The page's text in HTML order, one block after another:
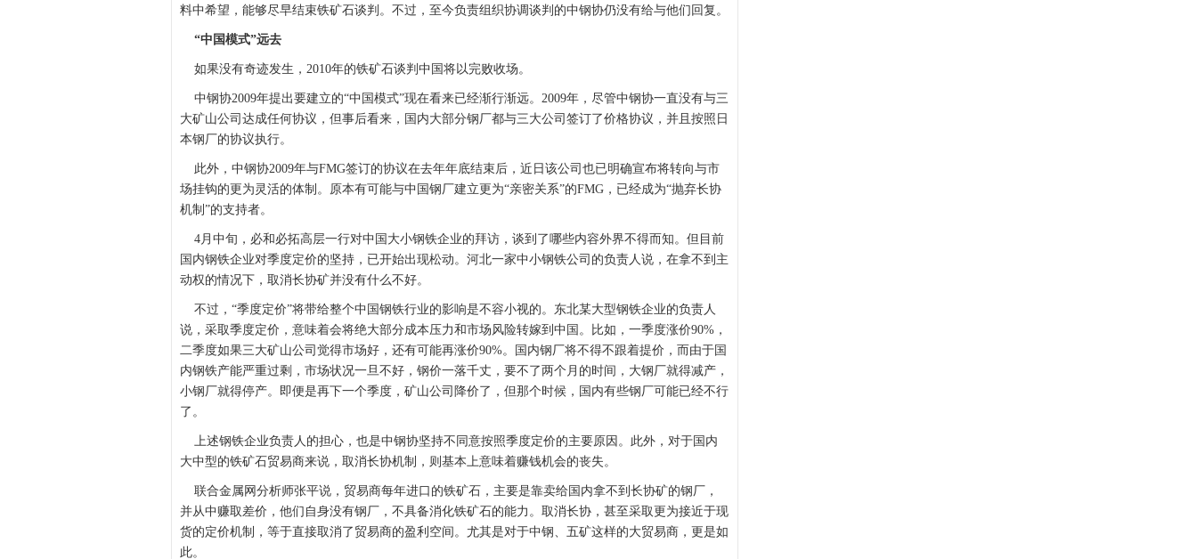
料中希望，能够尽早结束铁矿石谈判。不过，至今负责组织协调谈判的中钢协仍没有给与他们回复。
“中国模式”远去
如果没有奇迹发生，2010年的铁矿石谈判中国将以完败收场。
中钢协2009年提出要建立的“中国模式”现在看来已经渐行渐远。2009年，尽管中钢协一直没有与三
大矿山公司达成任何协议，但事后看来，国内大部分钢厂都与三大公司签订了价格协议，并且按照日
本钢厂的协议执行。
此外，中钢协2009年与FMG签订的协议在去年年底结束后，近日该公司也已明确宣布将转向与市
场挂钩的更为灵活的体制。原本有可能与中国钢厂建立更为“亲密关系”的FMG，已经成为“抛弃长协
机制”的支持者。
4月中旬，必和必拓高层一行对中国大小钢铁企业的拜访，谈到了哪些内容外界不得而知。但目前
国内钢铁企业对季度定价的坚持，已开始出现松动。河北一家中小钢铁公司的负责人说，在拿不到主
动权的情况下，取消长协矿并没有什么不好。
不过，“季度定价”将带给整个中国钢铁行业的影响是不容小视的。东北某大型钢铁企业的负责人
说，采取季度定价，意味着会将绝大部分成本压力和市场风险转嫁到中国。比如，一季度涨价90%，
二季度如果三大矿山公司觉得市场好，还有可能再涨价90%。国内钢厂将不得不跟着提价，而由于国
内钢铁产能严重过剩，市场状况一旦不好，钢价一落千丈，要不了两个月的时间，大钢厂就得减产，
小钢厂就得停产。即便是再下一个季度，矿山公司降价了，但那个时候，国内有些钢厂可能已经不行
了。
上述钢铁企业负责人的担心，也是中钢协坚持不同意按照季度定价的主要原因。此外，对于国内
大中型的铁矿石贸易商来说，取消长协机制，则基本上意味着赚钱机会的丧失。
联合金属网分析师张平说，贸易商每年进口的铁矿石，主要是靠卖给国内拿不到长协矿的钢厂，
并从中赚取差价，他们自身没有钢厂，不具备消化铁矿石的能力。取消长协，甚至采取更为接近于现
货的定价机制，等于直接取消了贸易商的盈利空间。尤其是对于中钢、五矿这样的大贸易商，更是如
此。